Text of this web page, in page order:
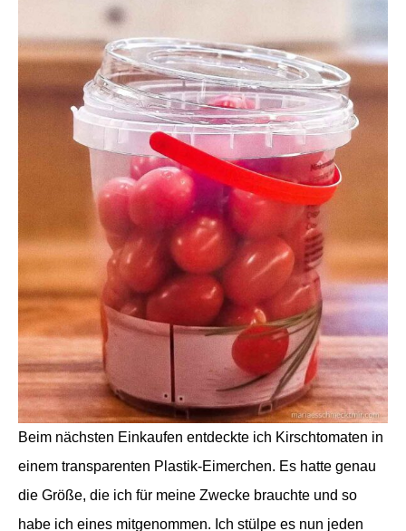
Beim nächsten Einkaufen entdeckte ich Kirschtomaten in
einem transparenten Plastik-Eimerchen. Es hatte genau
die Größe, die ich für meine Zwecke brauchte und so
habe ich eines mitgenommen. Ich stülpe es nun jeden